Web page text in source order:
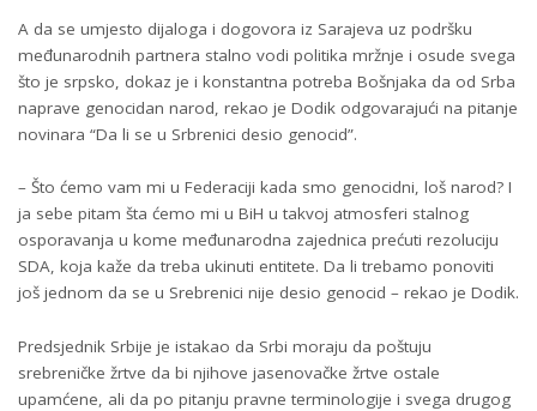
A da se umjesto dijaloga i dogovora iz Sarajeva uz podršku
međunarodnih partnera stalno vodi politika mržnje i osude svega
što je srpsko, dokaz je i konstantna potreba Bošnjaka da od Srba
naprave genocidan narod, rekao je Dodik odgovarajući na pitanje
novinara “Da li se u Srbrenici desio genocid”.
– Što ćemo vam mi u Federaciji kada smo genocidni, loš narod? I
ja sebe pitam šta ćemo mi u BiH u takvoj atmosferi stalnog
osporavanja u kome međunarodna zajednica prećuti rezoluciju
SDA, koja kaže da treba ukinuti entitete. Da li trebamo ponoviti
još jednom da se u Srebrenici nije desio genocid – rekao je Dodik.
Predsjednik Srbije je istakao da Srbi moraju da poštuju
srebreničke žrtve da bi njihove jasenovačke žrtve ostale
upamćene, ali da po pitanju pravne terminologije i svega drugog